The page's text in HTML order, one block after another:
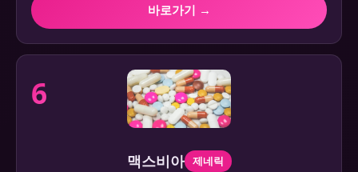
바로가기 →
6
맥스비아 제네릭